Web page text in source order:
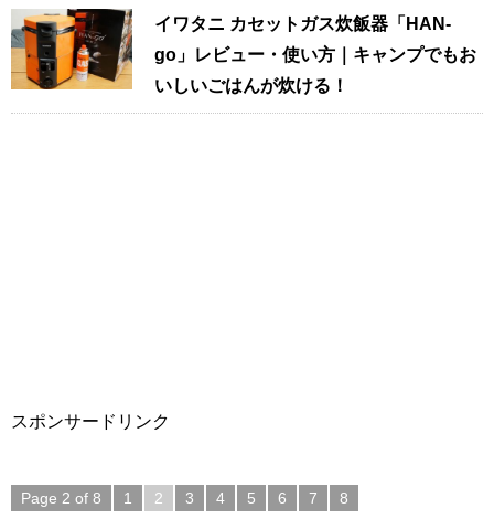
イワタニ カセットガス炊飯器「HAN-
go」レビュー・使い方｜キャンプでもお
いしいごはんが炊ける！
スポンサードリンク
Page 2 of 8 1 2 3 4 5 6 7 8